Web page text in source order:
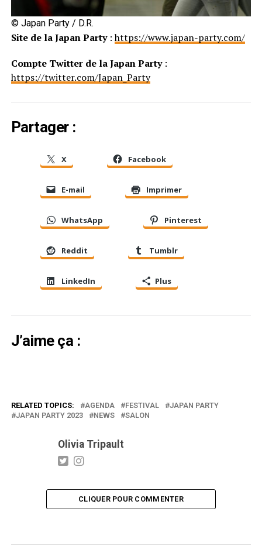
© Japan Party / D.R.
Site de la Japan Party:https://www.japan-party.com/
Compte Twitter de la Japan Party:
https://twitter.com/Japan_Party
Partager :
X Facebook
E-mail Imprimer
WhatsApp Pinterest
Reddit Tumblr
LinkedIn Plus
J’aime ça :
RELATED TOPICS: AGENDA FESTIVAL
JAPAN PARTY
JAPAN PARTY 2023
NEWS SALON
Olivia Tripault
CLIQUER POUR COMMENTER